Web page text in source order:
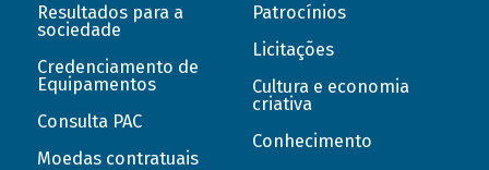
Resultados para a
sociedade
Credenciamento de
Equipamentos
Consulta PAC
Moedas contratuais
Patrocínios
Licitações
Cultura e economia
criativa
Conhecimento